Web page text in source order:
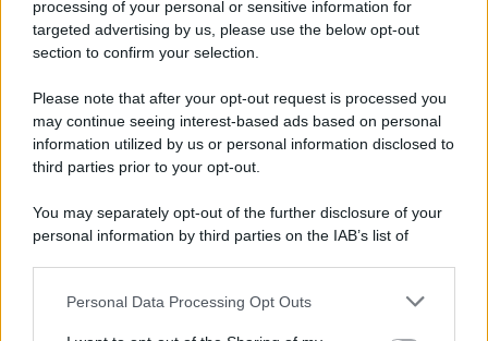
processing of your personal or sensitive information for
targeted advertising by us, please use the below opt-out
section to confirm your selection.
Please note that after your opt-out request is processed you
may continue seeing interest-based ads based on personal
information utilized by us or personal information disclosed to
third parties prior to your opt-out.
You may separately opt-out of the further disclosure of your
personal information by third parties on the IAB’s list of
This information may also be disclosed by us to third parties
Personal Data Processing Opt Outs
Ricevi LE FRASI PIÙ BELLE via e-mail
E-mail